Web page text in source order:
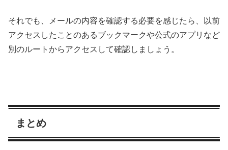
それでも、メールの内容を確認する必要を感じたら、以前
アクセスしたことのあるブックマークや公式のアプリなど
別のルートからアクセスして確認しましょう。
まとめ